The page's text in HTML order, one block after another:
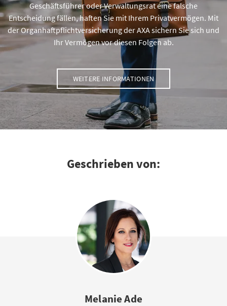
Geschäftsführer oder Verwaltungsrat eine falsche
Entscheidung fällen, haften Sie mit Ihrem Privatvermögen. Mit
der Organhaftpflichtversicherung der AXA sichern Sie sich und
Ihr Vermögen vor diesen Folgen ab.
WEITERE INFORMATIONEN
Geschrieben von:
Melanie Ade